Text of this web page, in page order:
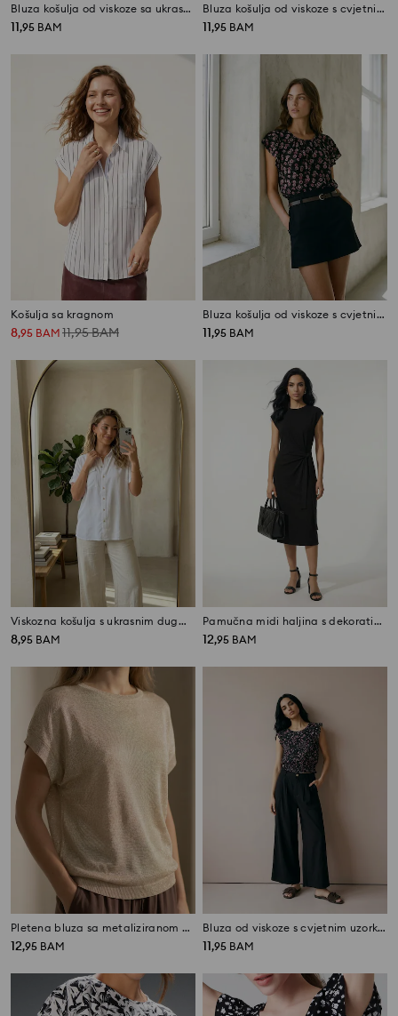
Bluza košulja od viskoze sa ukrasnim dugmadima
11,95 BAM
Bluza košulja od viskoze s cvjetnim uzorkom
11,95 BAM
Košulja sa kragnom
8,95 BAM 11,95BAM
Bluza košulja od viskoze s cvjetnim uzorkom
11,95 BAM
Viskozna košulja s ukrasnim dugmadima
8,95 BAM
Pamučna midi haljina s dekorativnim vezom i prorezom
12,95 BAM
Pletena bluza sa metaliziranom niti i dodatkom viskoze
12,95 BAM
Bluza od viskoze s cvjetnim uzorkom i volanima
11,95 BAM